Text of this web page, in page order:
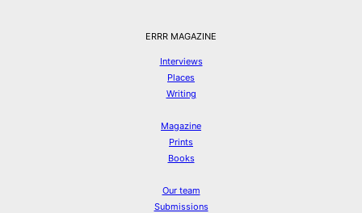
ERRR MAGAZINE
Interviews
Places
Writing
Magazine
Prints
Books
Our team
Submissions